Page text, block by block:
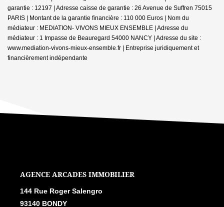
garantie : 12197 | Adresse caisse de garantie : 26 Avenue de Suffren 75015
PARIS | Montant de la garantie financière : 110 000 Euros | Nom du
médiateur : MEDIATION- VIVONS MIEUX ENSEMBLE | Adresse du
médiateur : 1 Impasse de Beauregard 54000 NANCY | Adresse du site :
www.mediation-vivons-mieux-ensemble.fr | Entreprise juridiquement et
financièrement indépendante
L'AGENCE
144 RUE ROGER SALENGRO, 93140 BONDY